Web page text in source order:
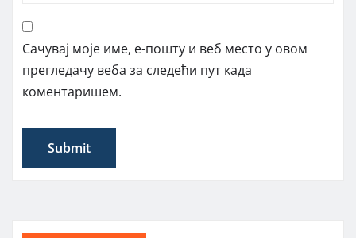
Сачувај моје име, е-пошту и веб место у овом
прегледачу веба за следећи пут када
коментаришем.